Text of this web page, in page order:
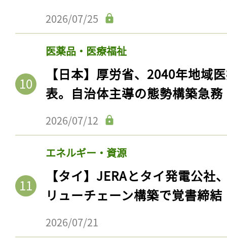
2026/07/25
医薬品・医療福祉
【日本】厚労省、2040年地域
表。自治体主導の態勢構築急務
2026/07/12
エネルギー・資源
【タイ】JERAとタイ発電公社
リューチェーン構築で覚書締結
2026/07/21
記事をお気に入りに
ログインが必
ログイン
会員登録